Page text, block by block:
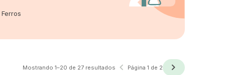
Mostrando 1–20 de 27 resultados navigate_before
Anterior
Página 1 de 2 navigate_next
Próxima